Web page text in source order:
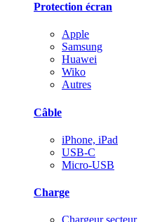
Protection écran
Apple
Samsung
Huawei
Wiko
Autres
Câble
iPhone, iPad
USB-C
Micro-USB
Charge